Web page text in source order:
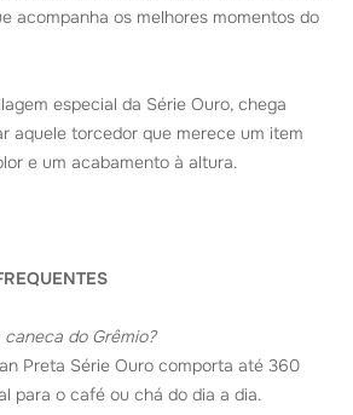
acompanha os melhores momentos do
especial da Série Ouro, chega
aquele torcedor que merece um item
e um acabamento à altura.
do Grêmio?
Preta Série Ouro comporta até 360
para o café ou chá do dia a dia.